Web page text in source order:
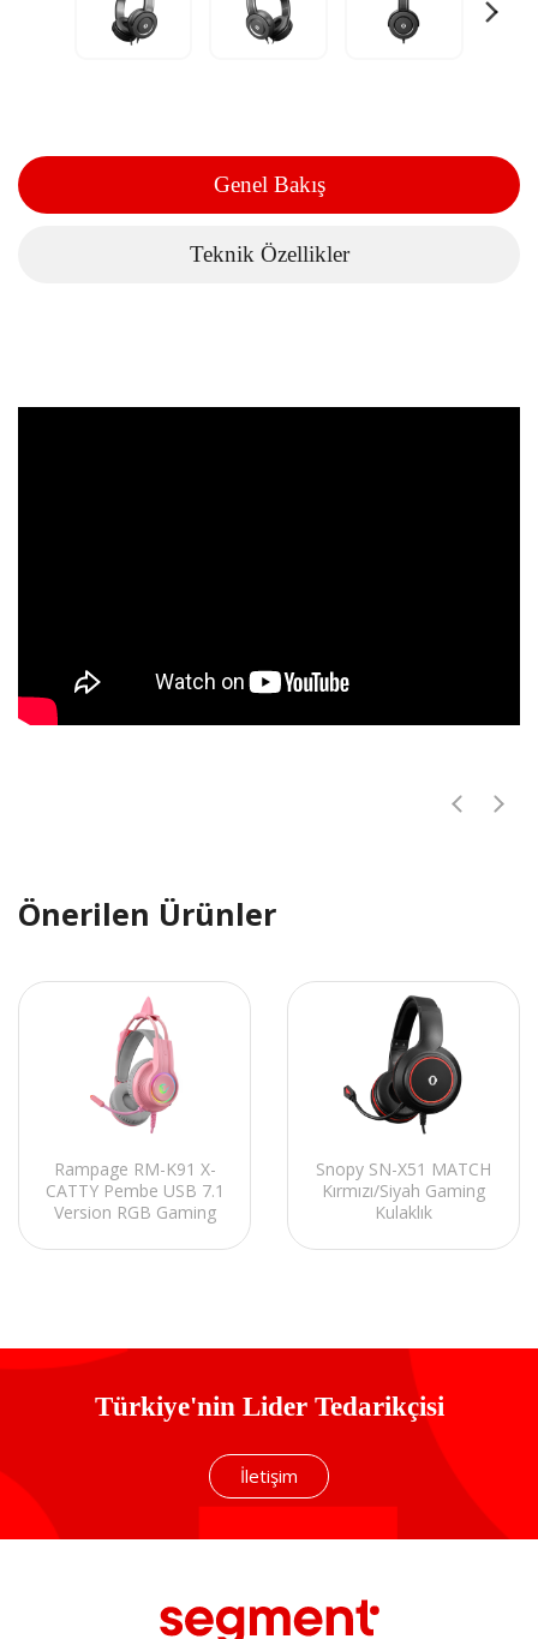
Genel Bakış
Teknik Özellikler
Önerilen Ürünler
Rampage RM-K91 X-
CATTY Pembe USB 7.1
Version RGB Gaming
Kulaklık
Snopy SN-X51 MATCH
Kırmızı/Siyah Gaming
Kulaklık
Türkiye'nin Lider Tedarikçisi
İletişim